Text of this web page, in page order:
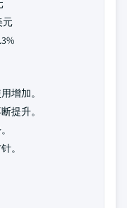
元
增加。
提升。
。